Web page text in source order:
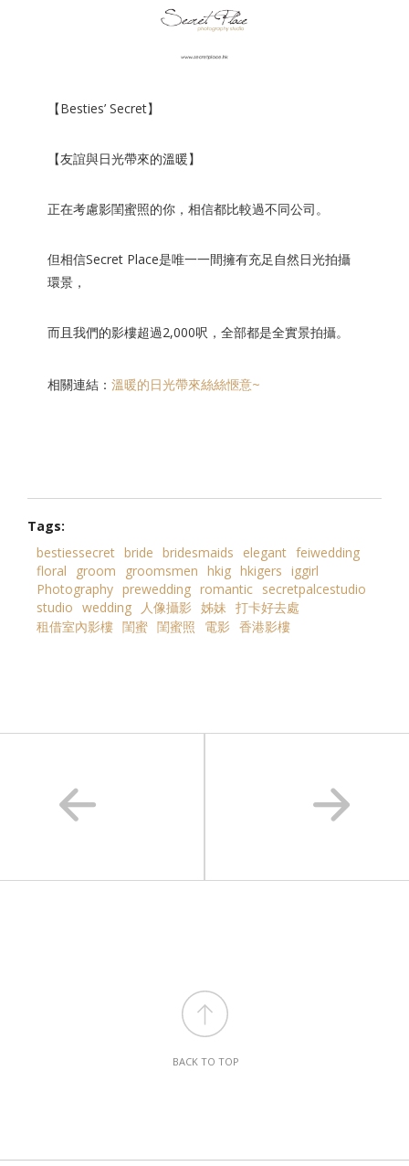
【Besties’ Secret】
【友誼與日光帶來的溫暖】
正在考慮影閨蜜照的你，相信都比較過不同公司。
但相信Secret Place是唯一一間擁有充足 自然日光拍攝
環景，
而且我們的影樓超過2,000呎，全部都是全實景拍攝。
相關連結：溫暖的日光帶來絲絲愜意~
Tags:
bestiessecret bride bridesmaids elegant feiwedding
floral
groom groomsmen hkig hkigers iggirl
Photography prewedding romantic secretpalcestudio
studio wedding 人像攝影 姊妹 打卡好去處
租借室內影樓 閨蜜 閨蜜照 電影 香港影樓
BACK TO TOP